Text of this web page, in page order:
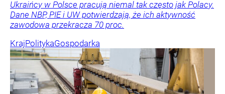
Ukraińcy w Polsce pracują niemal tak często jak Polacy.
Dane NBP, PIE i UW potwierdzają, że ich aktywność
zawodowa przekracza 70 proc.
KrajPolitykaGospodarka